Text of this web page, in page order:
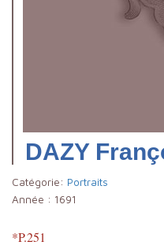
DAZY
Catégorie: Portraits
Année : 1691
*P.251